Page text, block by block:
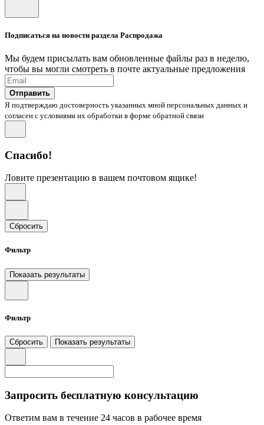
Подписаться на новости раздела Распродажа
Мы будем присылать вам обновленные файлы раз в неделю,
чтобы вы могли смотреть в почте актуальные предложения
Отправить
Я подтверждаю достоверность указанных мной персональных данных и
согласен с условиями их обработки в форме обратной связи
Спасибо!
Ловите презентацию в вашем почтовом ящике!
Сбросить
Фильтр
Показать результаты
Фильтр
Сбросить Показать результаты
Запросить бесплатную консультацию
Ответим вам в течение 24 часов в рабочее время